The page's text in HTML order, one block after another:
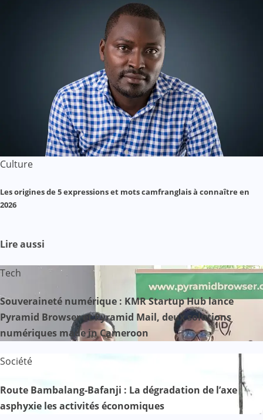
Culture
Les origines de 5 expressions et mots camfranglais à connaître en
2026
Lire aussi
Tech
Souveraineté numérique : KMR Startup Hub lance
Pyramid Browser et Pyramid Mail, deux solutions
numériques made in Cameroon
Société
Route Bambalang-Bafanji : La dégradation de l’axe
asphyxie les activités économiques